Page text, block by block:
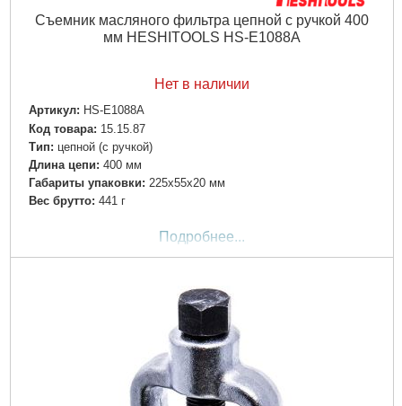
Съемник масляного фильтра цепной с ручкой 400
мм HESHITOOLS HS-E1088A
Нет в наличии
Артикул: HS-E1088A
Код товара: 15.15.87
Тип: цепной (с ручкой)
Длина цепи: 400 мм
Габариты упаковки: 225x55x20 мм
Вес брутто: 441 г
Подробнее...